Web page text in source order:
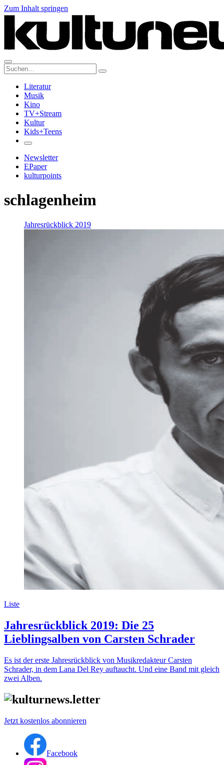
Zum Inhalt springen
Suche:
Literatur
Musik
Kino
TV+Stream
Kultur
Kids+Teens
Newsletter
EPaper
kulturpoints
schlagenheim
Jahresrückblick 2019
Liste
Jahresrückblick 2019: Die 25
Lieblingsalben von Carsten Schrader
Es ist der erste Jahresrückblick von Musikredakteur Carsten
Schrader, in dem Lana Del Rey auftaucht. Und eine Band mit gleich
zwei Alben.
Jetzt kostenlos abonnieren
Facebook